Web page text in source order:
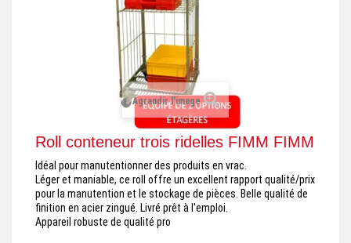
GERBEUR ET CRIC INDUSTRIEL
ACCESSOIRES ET COMPLÉMENTS
Agrandir l'image
Roll conteneur trois ridelles FIMM FIMM
Idéal pour manutentionner des produits en vrac.
Léger et maniable, ce roll offre un excellent rapport qualité/prix
pour la manutention et le stockage de pièces. Belle qualité de
finition en acier zingué. Livré prêt à l'emploi.
Appareil robuste de qualité pro